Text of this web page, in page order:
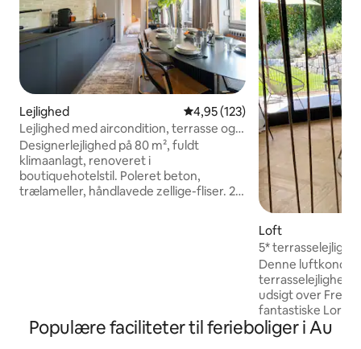
Lejlighed 4,95 ud af 5 i gennemsnitlig
4,95 (123)
Lejlighed med aircondition, terrasse og
kingsize-senge
Designerlejlighed på 80 m², fuldt
klimaanlagt, renoveret i
boutiquehotelstil. Poleret beton,
trælameller, håndlavede zellige-fliser. 2
Kœnigsbourg, 15 minutter fra Colmar.
Loft
5*
panoramaudsigt
Denne
terrasselejlighed
udsigt over
fantastiske
smukkeste lokale
gamle bydel
Populære faciliteter til ferieboliger i Au